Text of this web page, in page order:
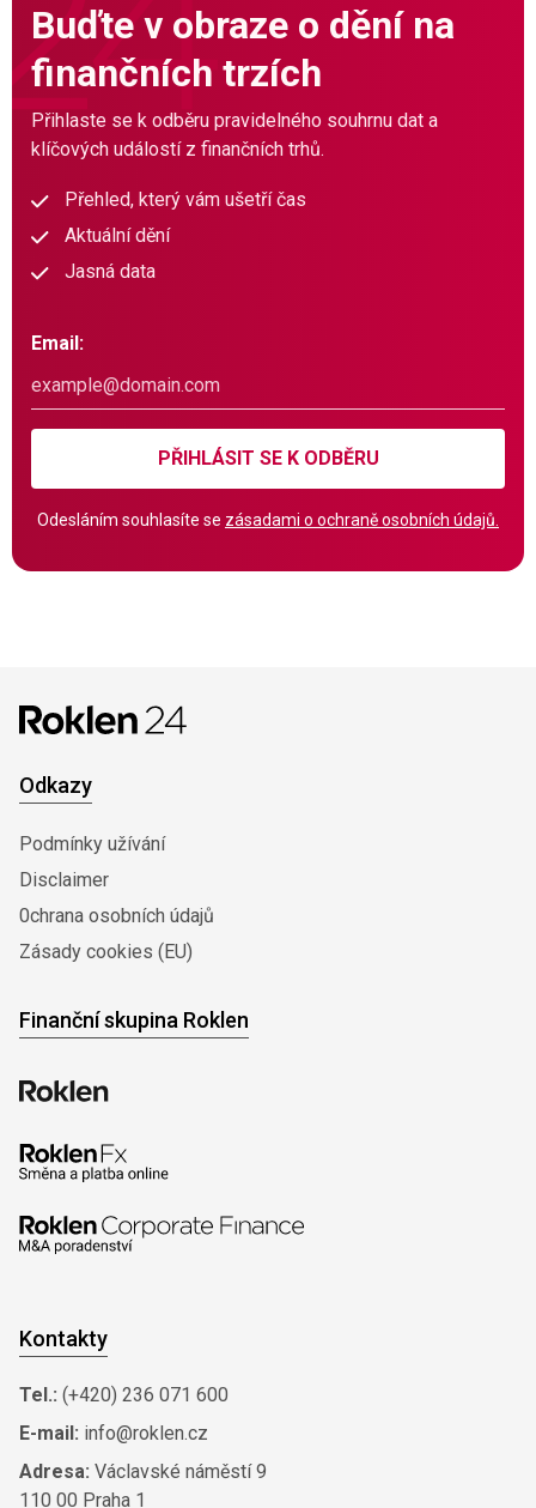
Buďte v obraze o dění na
finančních trzích
Přihlaste se k odběru pravidelného souhrnu dat a
klíčových událostí z finančních trhů.
Přehled, který vám ušetří čas
Aktuální dění
Jasná data
Email:
PŘIHLÁSIT SE K ODBĚRU
Odesláním souhlasíte se zásadami o ochraně osobních údajů.
Odkazy
Podmínky užívání
Disclaimer
0chrana osobních údajů
Zásady cookies (EU)
Finanční skupina Roklen
Kontakty
Tel.: (+420) 236 071 600
E-mail: info@roklen.cz
Adresa: Václavské náměstí 9
110 00 Praha 1